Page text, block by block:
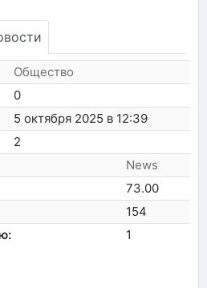
Общество
0
5 октября 2025 в 12:39
2
News
73.00
154
1